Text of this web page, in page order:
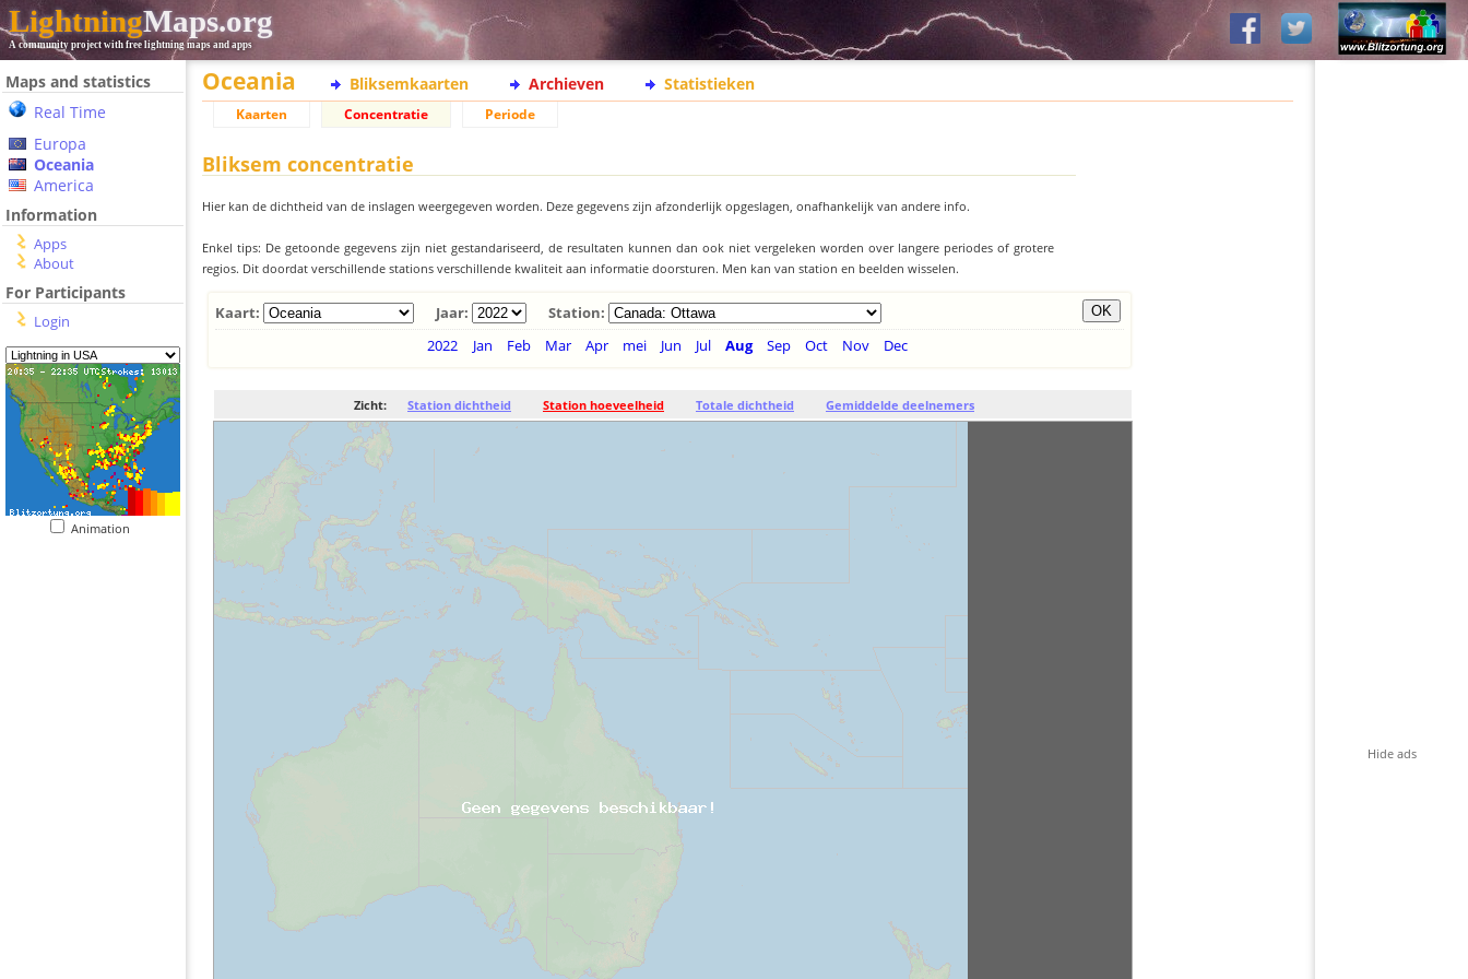
LightningMaps.org
A community project with free lightning maps and apps
Maps and statistics
Real Time
Europa
Oceania
America
Information
Apps
About
For Participants
Login
Animation
Oceania Bliksemkaarten Archieven Statistieken
Kaarten Concentratie Periode
Bliksem concentratie
Hier kan de dichtheid van de inslagen weergegeven worden. Deze gegevens zijn afzonderlijk opgeslagen, onafhankelijk van andere info.
Enkel tips: De getoonde gegevens zijn niet gestandariseerd, de resultaten kunnen dan ook niet vergeleken worden over langere periodes of grotere
regios. Dit doordat verschillende stations verschillende kwaliteit aan informatie doorsturen. Men kan van station en beelden wisselen.
Kaart: Jaar:
Station:
2022
Jan Feb Mar Apr mei Jun Jul Aug Sep Oct Nov Dec
Zicht: Station dichtheid Station hoeveelheid Totale dichtheid Gemiddelde deelnemers
Hide ads